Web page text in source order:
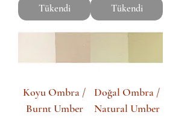
Tükendi Tükendi
Koyu Ombra /
Burnt Umber
Doğal Ombra /
Natural Umber